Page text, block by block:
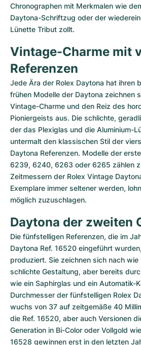
Chronographen mit Merkmalen wie
Daytona-Schriftzug oder der
Lünette Tribut zollt.
Vintage-Charme mit
Referenzen
Jede Ära der Rolex Daytona hat ihren
frühen Modelle der Daytona zeichnen
Vintage-Charme und den Reiz des
Pioniergeists aus. Die schlichte,
der das Plexiglas und die Aluminium-
untermalt den klassischen Stil der
Daytona Referenzen. Modelle der
6239, 6240, 6263 oder 6265 zählen
Zeitmessern der Rolex Vintage
Exemplare immer seltener werden,
möglich zuzuschlagen.
Daytona der zweiten
Die fünfstelligen Referenzen, die im
Daytona Ref. 16520 eingeführt
produziert. Sie zeichnen sich nach wie
schlichte Gestaltung, aber bereits
wie ein Saphirglas und ein Automatik-
Durchmesser der fünfstelligen Rolex
wuchs von 37 auf zeitgemäße 40
die Ref. 16520, aber auch Versionen
Generation in Bi-Color oder Vollgold
16528 gewinnen erst in den letzten